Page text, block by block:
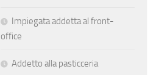
Impiegata addetta al front-
office
Addetto alla pasticceria